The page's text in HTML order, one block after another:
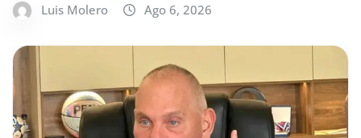
Luis Molero Ago 6, 2026